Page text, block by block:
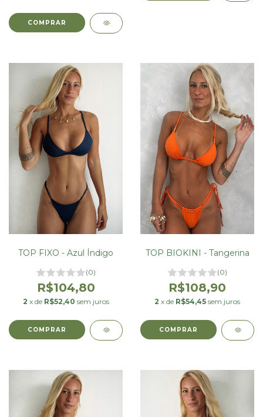
COMPRAR
TOP FIXO - Azul Índigo
(0)
R$104,80
2 x de R$52,40 sem juros
COMPRAR
TOP BIOKINI - Tangerina
(0)
R$108,90
2 x de R$54,45 sem juros
COMPRAR